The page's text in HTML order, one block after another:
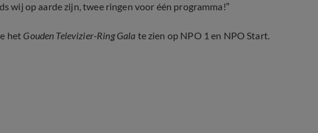
wij op aarde zijn, twee ringen voor één programma!”
het Gouden Televizier-Ring Gala te zien op NPO 1 en NPO Start.